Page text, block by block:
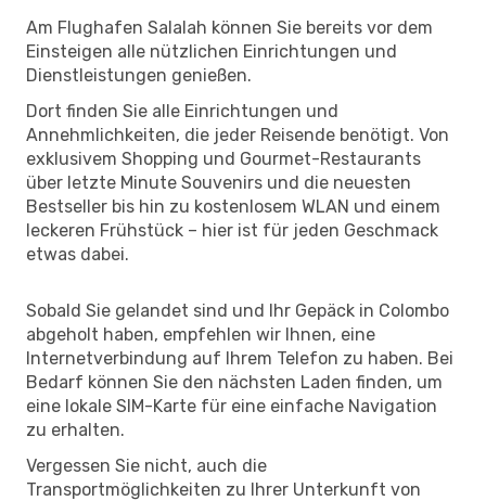
Am Flughafen Salalah können Sie bereits vor dem
Einsteigen alle nützlichen Einrichtungen und
Dienstleistungen genießen.
Dort finden Sie alle Einrichtungen und
Annehmlichkeiten, die jeder Reisende benötigt. Von
exklusivem Shopping und Gourmet-Restaurants
über letzte Minute Souvenirs und die neuesten
Bestseller bis hin zu kostenlosem WLAN und einem
leckeren Frühstück – hier ist für jeden Geschmack
etwas dabei.
Sobald Sie gelandet sind und Ihr Gepäck in Colombo
abgeholt haben, empfehlen wir Ihnen, eine
Internetverbindung auf Ihrem Telefon zu haben. Bei
Bedarf können Sie den nächsten Laden finden, um
eine lokale SIM-Karte für eine einfache Navigation
zu erhalten.
Vergessen Sie nicht, auch die
Transportmöglichkeiten zu Ihrer Unterkunft von